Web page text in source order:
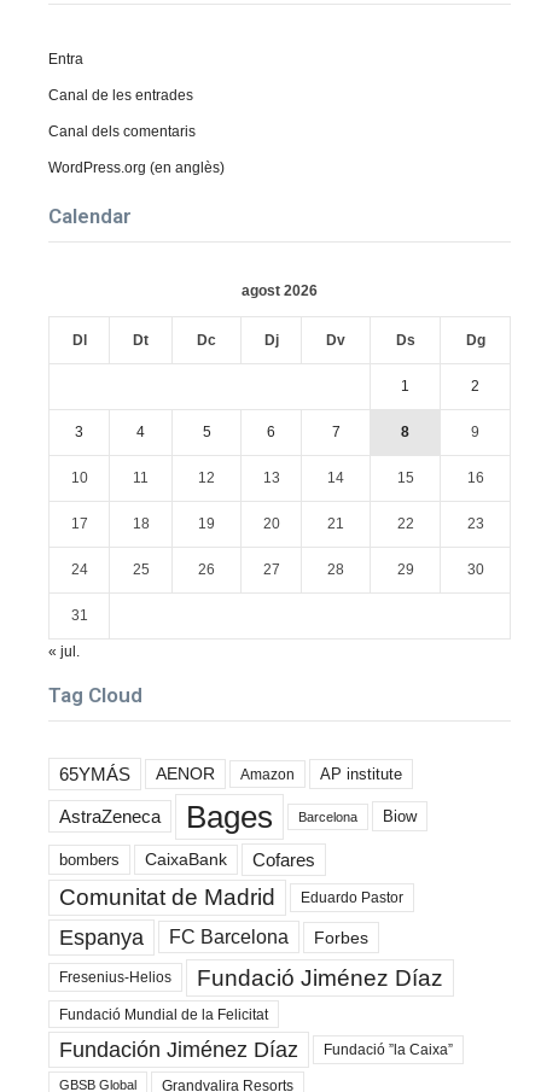
Entra
Canal de les entrades
Canal dels comentaris
WordPress.org (en anglès)
Calendar
agost 2026
Dl Dt Dc Dj Dv Ds Dg
1 2
3 4 5 6 7 8 9
10 11 12 13 14 15 16
17 18 19 20 21 22 23
24 25 26 27 28 29 30
31
« jul.
Tag Cloud
65YMÁS AENOR Amazon AP institute
AstraZeneca Bages Barcelona Biow
bombers CaixaBank Cofares
Comunitat de Madrid Eduardo Pastor
Espanya FC Barcelona Forbes
Fresenius-Helios Fundació Jiménez Díaz
Fundació Mundial de la Felicitat
Fundación Jiménez Díaz Fundació ”la Caixa”
GBSB Global Grandvalira Resorts